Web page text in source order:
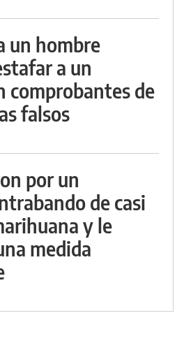
un hombre
a un
comprobantes de
falsos
por un
de casi
y le
medida